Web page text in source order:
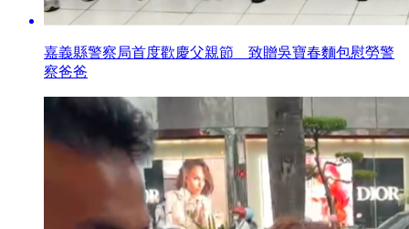
嘉義縣警察局首度歡慶父親節 致贈吳寶春麵包慰勞警
察爸爸